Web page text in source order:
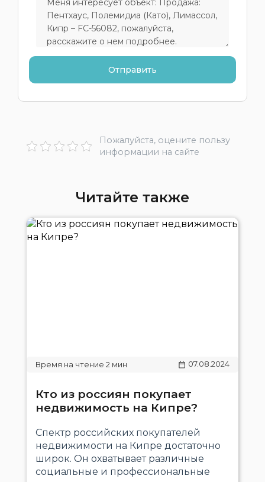
Пожалуйста, оцените пользу
информации на сайте
Читайте также
07.08.2024
Кто из россиян покупает
недвижимость на Кипре?
Спектр российских покупателей
недвижимости на Кипре достаточно
широк. Он охватывает различные
социальные и профессиональные